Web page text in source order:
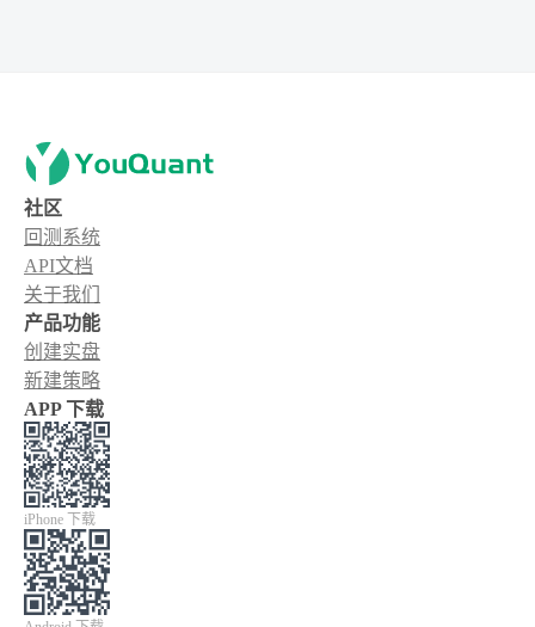
社区
回测系统
API文档
关于我们
产品功能
创建实盘
新建策略
APP 下载
iPhone 下载